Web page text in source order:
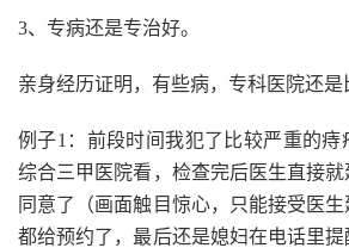
3、专病还是专治好。
亲身经历证明，有些病，专科医院还是
例子1：前段时间我犯了比较严重的痔
综合三甲医院看，检查完后医生直接
同意了（画面触目惊心，只能接受医
都给预约了，最后还是媳妇在电话里